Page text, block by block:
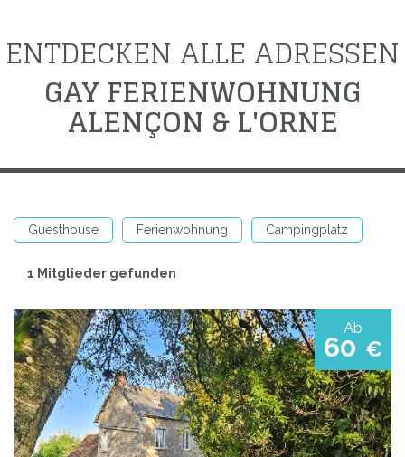
ENTDECKEN ALLE ADRESSEN
GAY FERIENWOHNUNG
ALENÇON & L'ORNE
Guesthouse Ferienwohnung Campingplatz
1 Mitglieder gefunden
Ab
60 €